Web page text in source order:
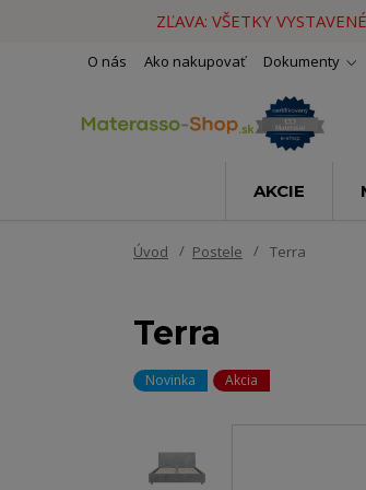
ZĽAVA: VŠETKY
O nás Ako nakupovať Dokumenty
AKCIE
Úvod Postele Terra
Terra
Novinka Akcia